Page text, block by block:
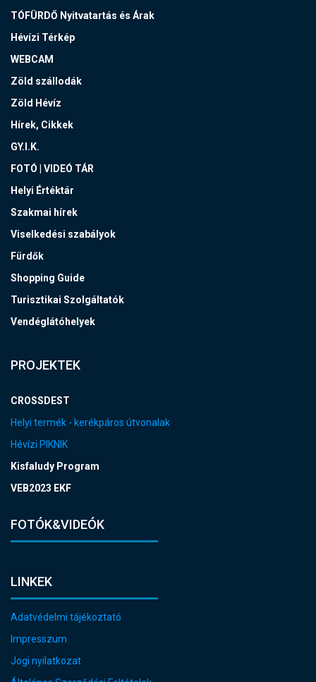
TÓFÜRDŐ Nyitvatartás és Árak
Hévízi Térkép
WEBCAM
Zöld szállodák
Zöld Hévíz
Hírek, Cikkek
GY.I.K.
FOTÓ | VIDEÓ TÁR
Helyi Értéktár
Szakmai hírek
Viselkedési szabályok
Fürdők
Shopping Guide
Turisztikai Szolgáltatók
Vendéglátóhelyek
PROJEKTEK
CROSSDEST
Helyi termék - kerékpáros útvonalak
Hévízi PIKNIK
Kisfaludy Program
VEB2023 EKF
FOTÓK&VIDEÓK
LINKEK
Adatvédelmi tájékoztató
Impresszum
Jogi nyilatkozat